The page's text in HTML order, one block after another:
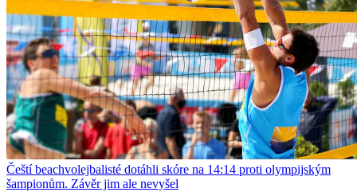
Čeští beachvolejbalisté dotáhli skóre na 14:14 proti olympijským
šampionům. Závěr jim ale nevyšel